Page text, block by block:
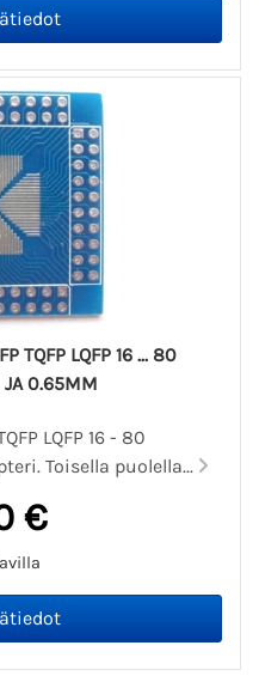
TQFP LQFP 16 ... 80
JA 0.65MM
LQFP 16 - 80
Toisella puolella...
€